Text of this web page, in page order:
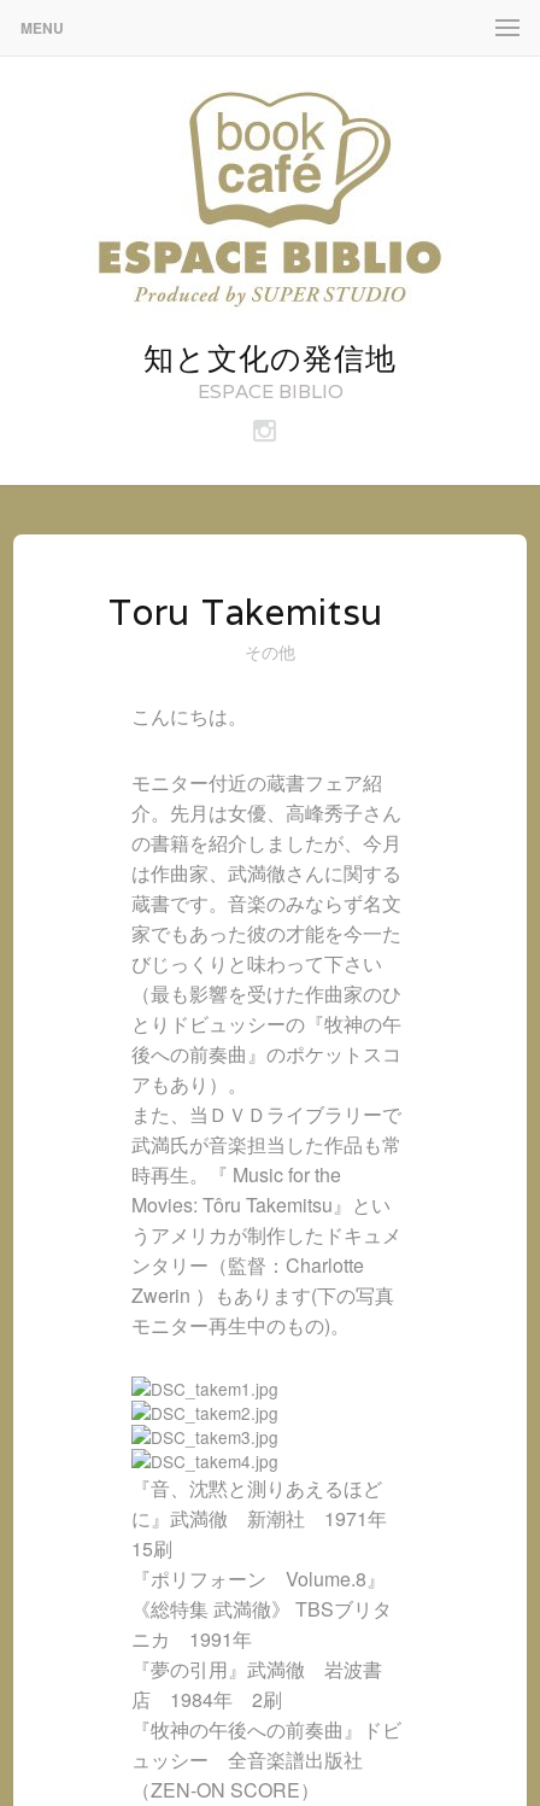
MENU
知と文化の発信地
ESPACE BIBLIO
ブ
オ
イ
ン
ス
ム
Toru Takemitsu
その他
こんにちは。
モニター付近の蔵書フェア紹
介。先月は女優、高峰秀子さん
の書籍を紹介しましたが、今月
は作曲家、武満徹さんに関する
蔵書です。音楽のみならず名文
家でもあった彼の才能を今一た
びじっくりと味わって下さい
（最も影響を受けた作曲家のひ
とりドビュッシーの『牧神の午
後への前奏曲』のポケットスコ
アもあり）。
また、当ＤＶＤライブラリーで
武満氏が音楽担当した作品も常
時再生。『 Music for the
Movies: Tôru Takemitsu』とい
うアメリカが制作したドキュメ
ンタリー（監督：Charlotte
Zwerin ）もあります(下の写真
モニター再生中のもの)。
『音、沈黙と測りあえるほど
に』武満徹 新潮社 1971年
15刷
『ポリフォーン Volume.8』
《総特集 武満徹》 TBSブリタ
ニカ 1991年
『夢の引用』武満徹 岩波書
店 1984年 2刷
『牧神の午後への前奏曲』ドビ
ュッシー 全音楽譜出版社
（ZEN-ON SCORE）